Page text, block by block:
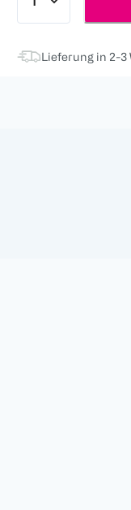
Lieferung in 2-3